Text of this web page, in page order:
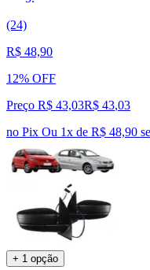
(24)
R$ 48,90
12% OFF
Preço R$ 43,03R$ 43,03
no Pix Ou 1x de R$ 48,90
+ 1 opção